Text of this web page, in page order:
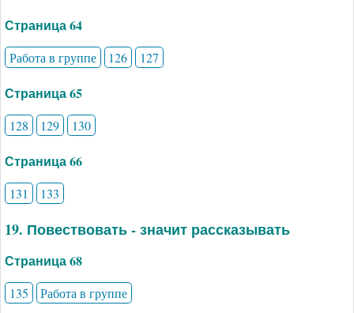
Страница 64
Работа в группе 126 127
Страница 65
128 129 130
Страница 66
131 133
19. Повествовать - значит рассказывать
Страница 68
135 Работа в группе